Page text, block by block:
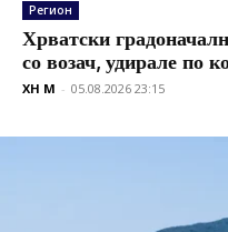
Регион
Хрватски
со возач, удирале по
XH M - 05.08.2026 23:15